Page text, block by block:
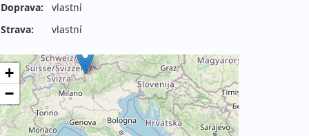
Doprava:
vlastní
Strava:
vlastní
+
−